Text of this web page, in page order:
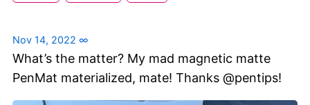
Nov 14, 2022 ∞
What’s the matter? My mad magnetic matte
PenMat materialized, mate! Thanks @pentips!